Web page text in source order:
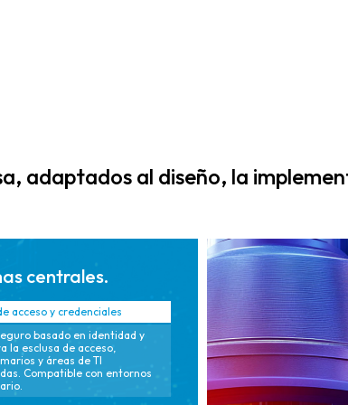
automatizada
para auditorías.
consistente, lo
que reduce la
la
adaptados al diseño, la
centrales.
acceso y credenciales
basado en identidad y
la esclusa de acceso,
y áreas de TI
Compatible con entornos